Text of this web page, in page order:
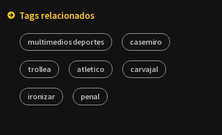
Tags relacionados
multimedios deportes casemiro
trollea atletico carvajal
ironizar penal